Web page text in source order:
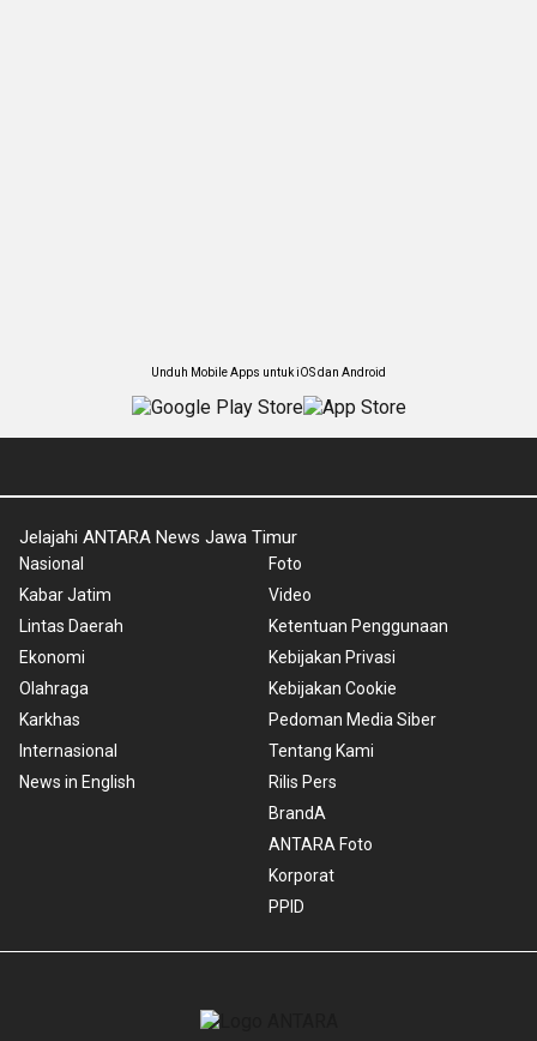
Unduh Mobile Apps untuk iOS dan Android
Jelajahi ANTARA News Jawa Timur
Nasional
Kabar Jatim
Lintas Daerah
Ekonomi
Olahraga
Karkhas
Internasional
News in English
Foto
Video
Ketentuan Penggunaan
Kebijakan Privasi
Kebijakan Cookie
Pedoman Media Siber
Tentang Kami
Rilis Pers
BrandA
ANTARA Foto
Korporat
PPID